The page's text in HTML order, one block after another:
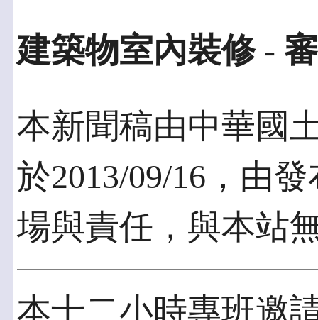
建築物室內裝修 -
本新聞稿由中華國
於2013/09/16，由
場與責任，與本站
本十二小時專班邀